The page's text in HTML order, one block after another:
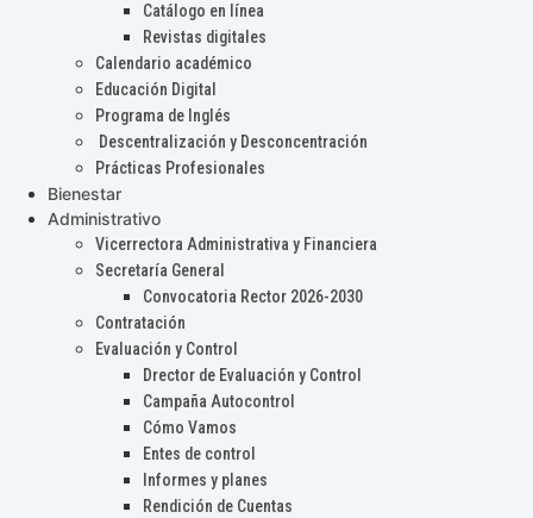
Catálogo en línea
Revistas digitales
Calendario académico
Educación Digital
Programa de Inglés
Descentralización y Desconcentración
Prácticas Profesionales
Bienestar
Administrativo
Vicerrectora Administrativa y Financiera
Secretaría General
Convocatoria Rector 2026-2030
Contratación
Evaluación y Control
Drector de Evaluación y Control
Campaña Autocontrol
Cómo Vamos
Entes de control
Informes y planes
Rendición de Cuentas